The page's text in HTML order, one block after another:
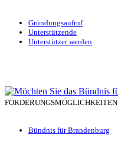
Gründungsaufruf
Unterstützende
Unterstützer werden
FÖRDERUNGSMÖGLICHKEITEN
Bündnis für Brandenburg